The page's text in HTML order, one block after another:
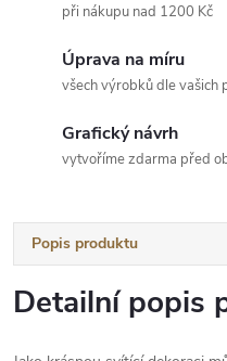
při nákupu nad 1200 Kč
Úprava na míru
všech výrobků dle vašich
Grafický návrh
vytvoříme zdarma před
Popis produktu
Detailní popis